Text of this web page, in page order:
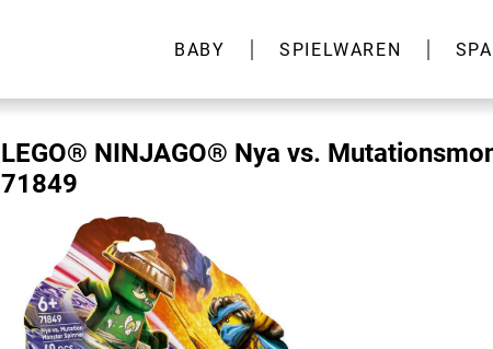
BABY SPIELWAREN
LEGO® NINJAGO® Nya vs.
71849